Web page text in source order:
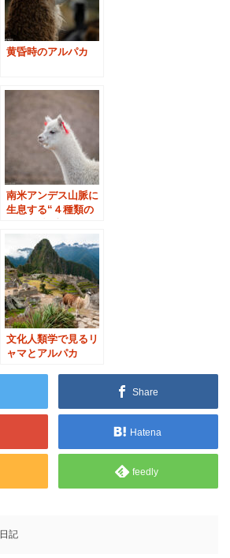
黄昏時のアルパカ
南米アンデス山脈に
生息する“４種類の
文化人類学で見るリ
ャマとアルパカ
Share
Hatena
feedly
日記